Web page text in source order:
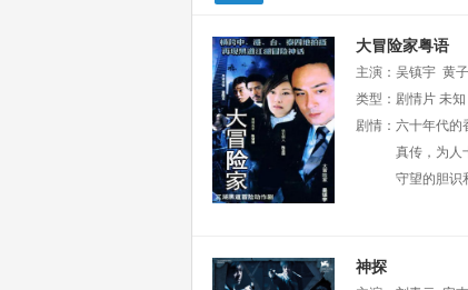
大冒险家粤语
主演： 吴镇宇 黄
类型： 剧情片 未知
剧情： 六十年代的
真传，为人
守望的胆识
神探